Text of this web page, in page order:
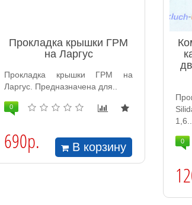
Прокладка крышки ГРМ
на Ларгус
Прокладка крышки ГРМ на
Ларгус. Предназначена для..
0
690р. В корзину
1,6..
0